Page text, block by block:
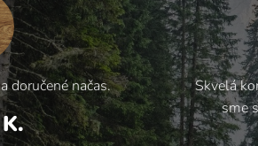
doručené načas.
K.
Skvelá
sme